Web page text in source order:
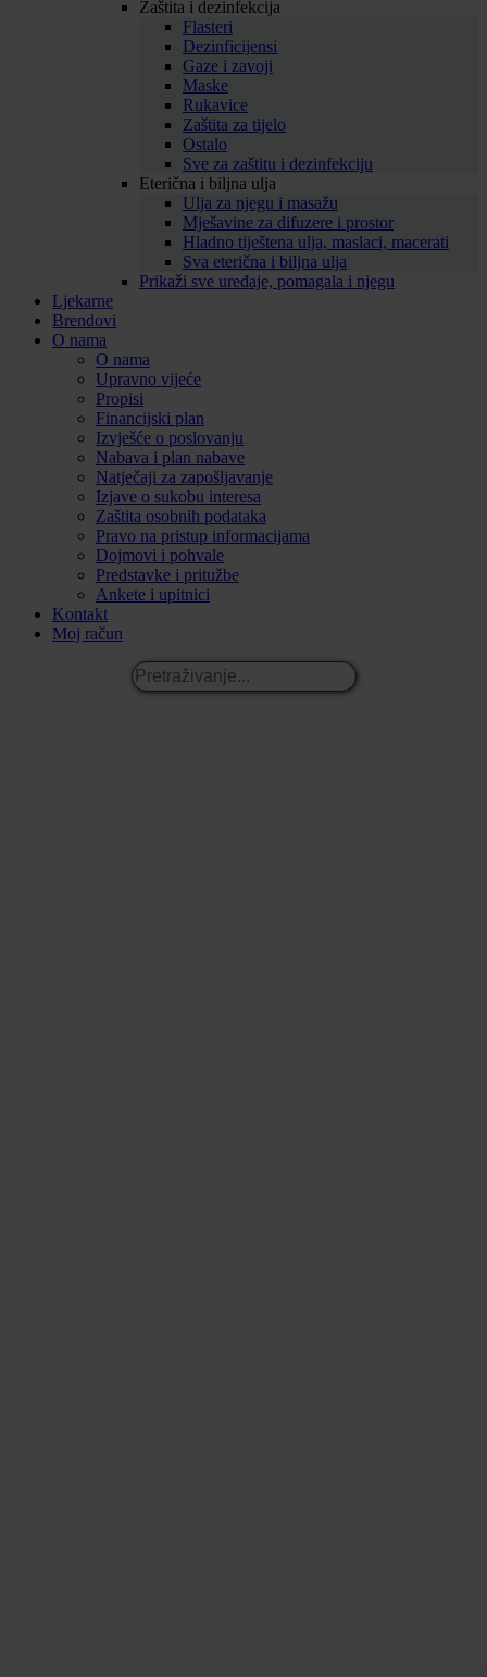
Zaštita i dezinfekcija
Flasteri
Dezinficijensi
Gaze i zavoji
Maske
Rukavice
Zaštita za tijelo
Ostalo
Sve za zaštitu i dezinfekciju
Eterična i biljna ulja
Ulja za njegu i masažu
Mješavine za difuzere i prostor
Hladno tiještena ulja, maslaci, macerati
Sva eterična i biljna ulja
Prikaži sve uređaje, pomagala i njegu
Ljekarne
Brendovi
O nama
O nama
Upravno vijeće
Propisi
Financijski plan
Izvješće o poslovanju
Nabava i plan nabave
Natječaji za zapošljavanje
Izjave o sukobu interesa
Zaštita osobnih podataka
Pravo na pristup informacijama
Dojmovi i pohvale
Predstavke i pritužbe
Ankete i upitnici
Kontakt
Moj račun
Pretraživanje...